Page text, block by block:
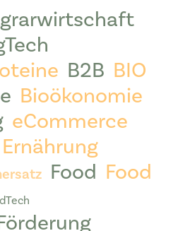
B2B BIO
Bioökonomie
eCommerce
Ernährung
Food Food